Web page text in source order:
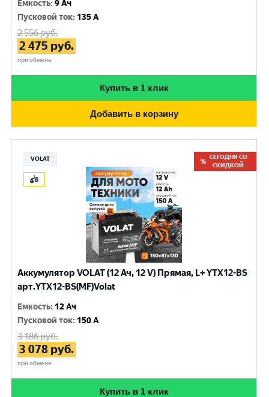
Емкость:9 Ач
Пусковой ток: 135 A
2 556руб.
2 475 руб.
при обмене
Купить в 1 клик
Добавить в корзину
VOLAT
СЕГОДНЯ СО
СКИДКОЙ
Аккумулятор VOLAT (12 Ач, 12 V) Прямая, L+ YTX12-BS
арт.YTX12-BS(MF)Volat
Емкость: 12 Ач
Пусковой ток: 150 A
3 186руб.
3 078 руб.
при обмене
Купить в 1 клик